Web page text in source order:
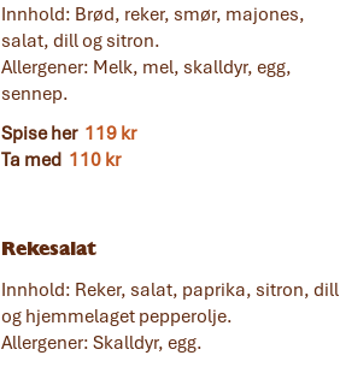
Innhold: Brød, reker, smør, majones,
salat, dill og sitron.
Allergener: Melk, mel, skalldyr, egg,
sennep.
Spise her 119 kr
Ta med 110 kr
Rekesalat
Innhold: Reker, salat, paprika, sitron, dill
og hjemmelaget pepperolje.
Allergener: Skalldyr, egg.